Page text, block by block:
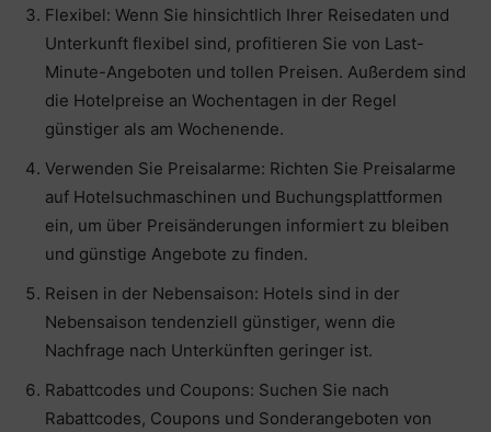
Flexibel: Wenn Sie hinsichtlich Ihrer Reisedaten und
Unterkunft flexibel sind, profitieren Sie von Last-
Minute-Angeboten und tollen Preisen. Außerdem sind
die Hotelpreise an Wochentagen in der Regel
günstiger als am Wochenende.
Verwenden Sie Preisalarme: Richten Sie Preisalarme
auf Hotelsuchmaschinen und Buchungsplattformen
ein, um über Preisänderungen informiert zu bleiben
und günstige Angebote zu finden.
Reisen in der Nebensaison: Hotels sind in der
Nebensaison tendenziell günstiger, wenn die
Nachfrage nach Unterkünften geringer ist.
Rabattcodes und Coupons: Suchen Sie nach
Rabattcodes, Coupons und Sonderangeboten von